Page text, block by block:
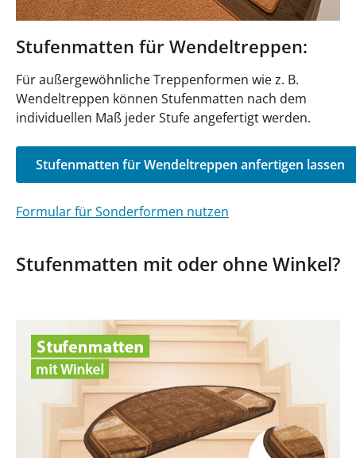
Stufenmatten für Wendeltreppen:
Für außergewöhnliche Treppenformen wie z. B.
Wendeltreppen können Stufenmatten nach dem
individuellen Maß jeder Stufe angefertigt werden.
Stufenmatten für Wendeltreppen anfertigen lassen
Formular für Sonderformen nutzen
Stufenmatten mit oder ohne Winkel?